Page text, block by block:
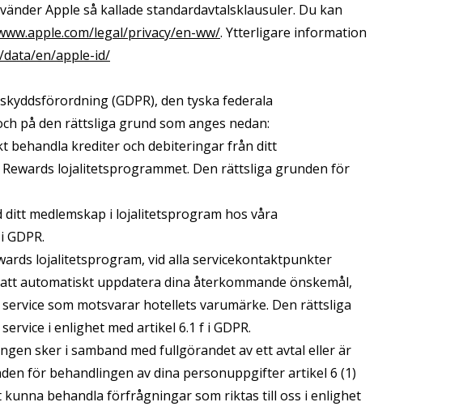
Apple så kallade standardavtalsklausuler. Du kan
legal/privacy/en-ww/. Ytterligare information
data/en/apple-id/
(GDPR), den tyska federala
på den rättsliga grund som anges nedan:
behandla krediter och debiteringar från ditt
lojalitetsprogrammet. Den rättsliga grunden för
medlemskap i lojalitetsprogram hos våra
lojalitetsprogram, vid alla servicekontaktpunkter
automatiskt uppdatera dina återkommande önskemål,
som motsvarar hotellets varumärke. Den rättsliga
i enlighet med artikel 6.1 f i GDPR.
sker i samband med fullgörandet av ett avtal eller är
för behandlingen av dina personuppgifter artikel 6 (1)
behandla förfrågningar som riktas till oss i enlighet